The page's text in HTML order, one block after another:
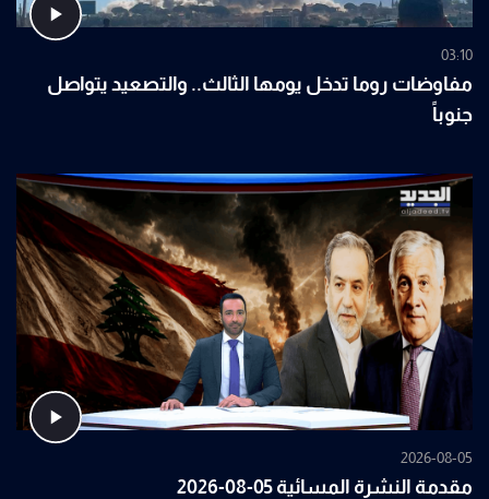
03:10
مفاوضات روما تدخل يومها الثالث.. والتصعيد يتواصل
جنوباً
2026-08-05
مقدمة النشرة المسائية 05-08-2026